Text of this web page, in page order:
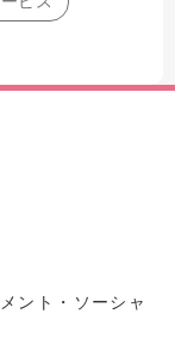
ント・ソーシャ